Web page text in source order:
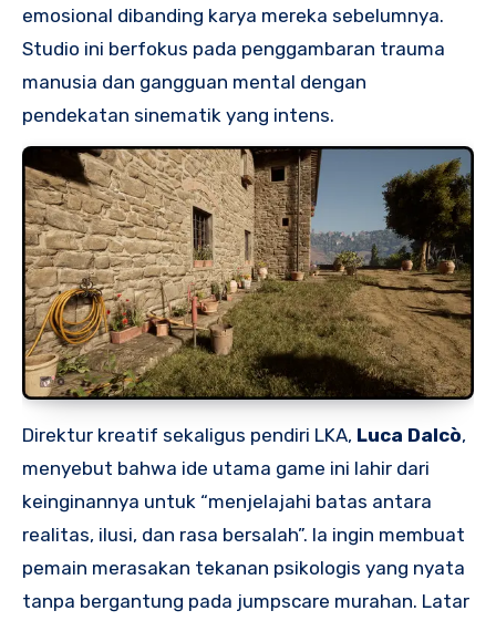
emosional dibanding karya mereka sebelumnya.
Studio ini berfokus pada penggambaran trauma
manusia dan gangguan mental dengan
pendekatan sinematik yang intens.
Direktur kreatif sekaligus pendiri LKA, Luca Dalcò,
menyebut bahwa ide utama game ini lahir dari
keinginannya untuk “menjelajahi batas antara
realitas, ilusi, dan rasa bersalah”. Ia ingin membuat
pemain merasakan tekanan psikologis yang nyata
tanpa bergantung pada jumpscare murahan. Latar